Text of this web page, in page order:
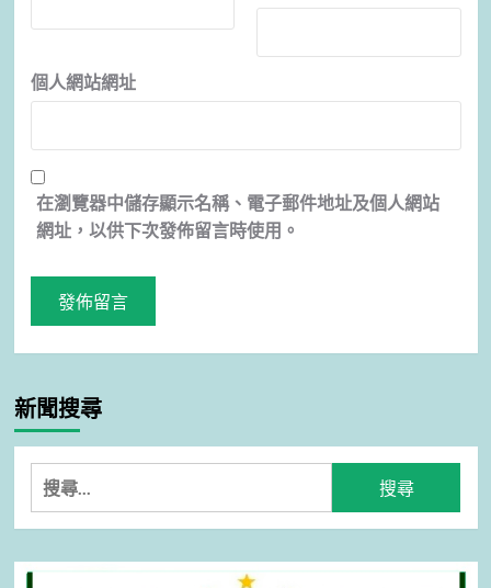
個人網站網址
在瀏覽器中儲存顯示名稱、電子郵件地址及個人網站
網址，以供下次發佈留言時使用。
新聞搜尋
搜
尋
關
鍵